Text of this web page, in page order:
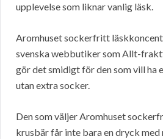
upplevelse som liknar vanlig läsk.
Aromhuset sockerfritt
svenska webbutiker som Allt-
gör det smidigt för den som vill ha
utan extra socker.
Den som väljer Aromhuset
krusbär får inte bara en dryck